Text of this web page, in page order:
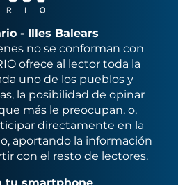
- Illes Balears
no se conforman con
ofrece al lector toda la
uno de los pueblos y
la posibilidad de opinar
más le preocupan, o,
directamente en la
aportando la información
con el resto de lectores.